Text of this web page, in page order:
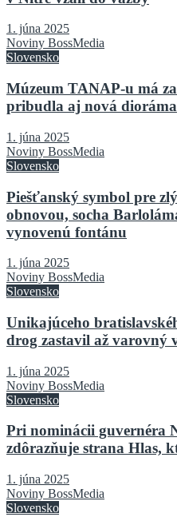
1. júna 2025
Noviny BossMedia
Slovensko
Múzeum TANAP-u má
pribudla aj nová dioráma
1. júna 2025
Noviny BossMedia
Slovensko
Piešťanský symbol pre
obnovou, socha
vynovenú fontánu
1. júna 2025
Noviny BossMedia
Slovensko
Unikajúceho
drog zastavil až varovný
1. júna 2025
Noviny BossMedia
Slovensko
Pri nominácii guvernéra
zdôrazňuje strana Hlas,
1. júna 2025
Noviny BossMedia
Slovensko